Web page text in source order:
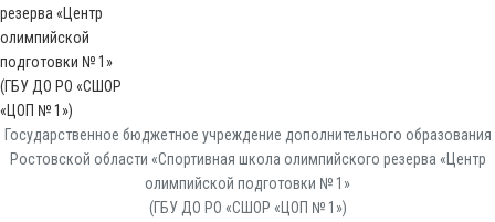
Государственное бюджетное учреждение дополнительного образования
Ростовской области «Спортивная школа олимпийского резерва «Центр
олимпийской подготовки № 1»
(ГБУ ДО РО «СШОР «ЦОП № 1»)